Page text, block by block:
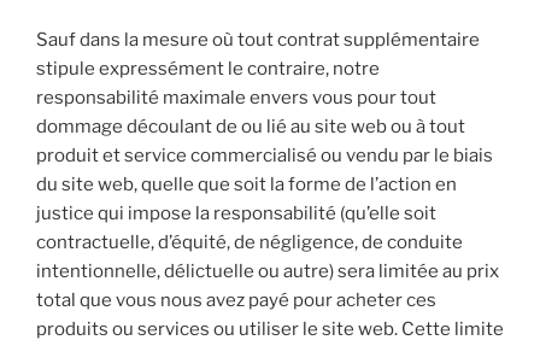
Sauf dans la mesure où tout contrat supplémentaire
stipule expressément le contraire, notre
responsabilité maximale envers vous pour tout
dommage découlant de ou lié au site web ou à tout
produit et service commercialisé ou vendu par le biais
du site web, quelle que soit la forme de l’action en
justice qui impose la responsabilité (qu’elle soit
contractuelle, d’équité, de négligence, de conduite
intentionnelle, délictuelle ou autre) sera limitée au prix
total que vous nous avez payé pour acheter ces
produits ou services ou utiliser le site web. Cette limite